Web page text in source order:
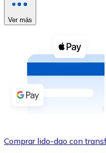
Efectivo
Comprar con efectivo
Transferencia SEPA
Añade fondos a tu
Utiliza tarjetas Visa y
Ver más
Comprar lido-dao con